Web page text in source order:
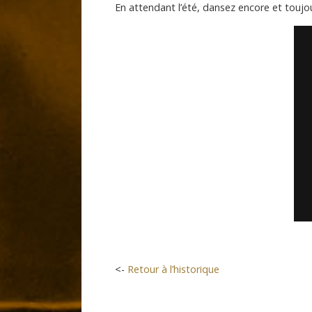
En attendant l’été, dansez encore et
<- Retour à l’historique